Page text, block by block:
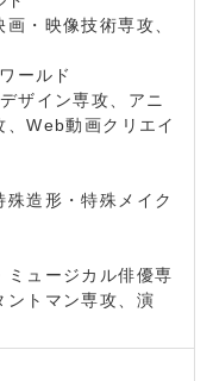
・映像技術専攻、
ールド
ザイン専攻、アニ
、Web動画クリエイ
造形・特殊メイク
ュージカル俳優専
ントマン専攻、演